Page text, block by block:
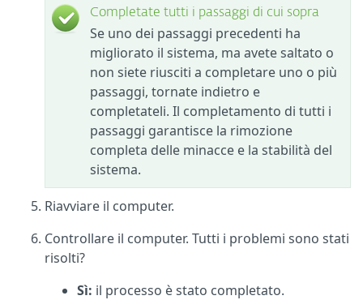
Completate tutti i passaggi di cui sopra
Se uno dei passaggi precedenti ha
migliorato il sistema, ma avete saltato o
non siete riusciti a completare uno o più
passaggi, tornate indietro e
completateli. Il completamento di tutti i
passaggi garantisce la rimozione
completa delle minacce e la stabilità del
sistema.
Riavviare il computer.
Controllare il computer. Tutti i problemi sono stati
risolti?
Sì: il processo è stato completato.